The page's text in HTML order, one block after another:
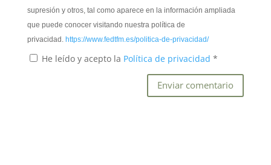
supresión y otros, tal como aparece en la información ampliada
que puede conocer visitando nuestra política de
privacidad. https://www.fedtfm.es/politica-de-privacidad/
He leído y acepto la Política de privacidad *